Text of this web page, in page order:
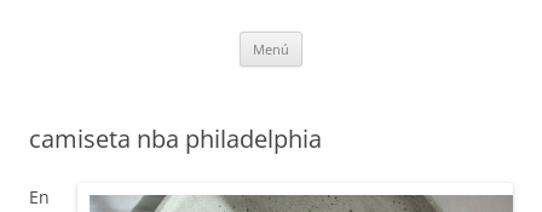
Menú
camiseta nba philadelphia
En